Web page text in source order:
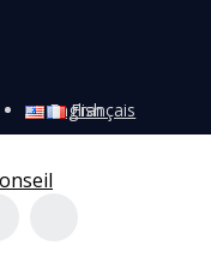
English
Français